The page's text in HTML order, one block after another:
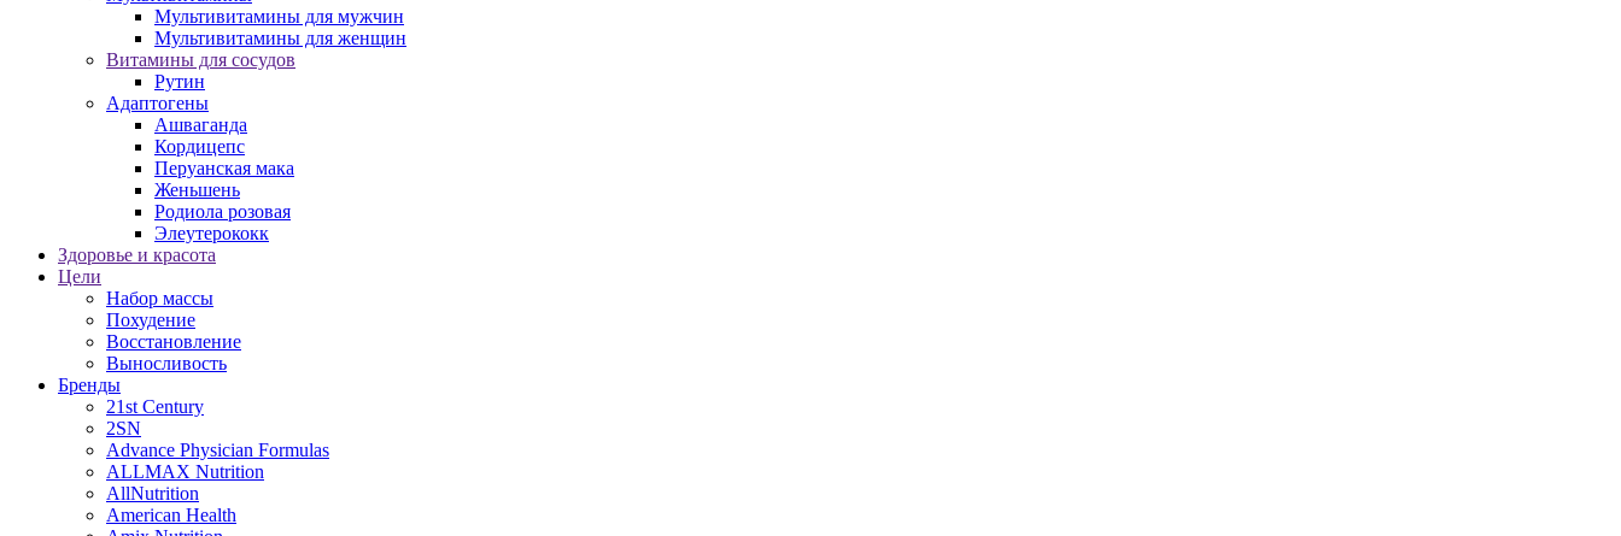
Мультивитамины для мужчин
Мультивитамины для женщин
Витамины для сосудов
Рутин
Адаптогены
Ашваганда
Кордицепс
Перуанская мака
Женьшень
Родиола розовая
Элеутерококк
Здоровье и красота
Цели
Набор массы
Похудение
Восстановление
Выносливость
Бренды
21st Century
2SN
Advance Physician Formulas
ALLMAX Nutrition
AllNutrition
American Health